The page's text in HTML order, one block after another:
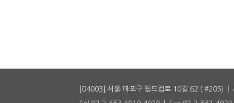
[04003] 서울 마포구 월드컵로 10길 62 ( #205)